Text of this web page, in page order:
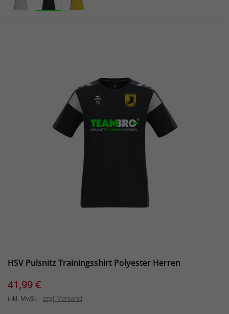
HSV Pulsnitz Trainingsshirt Polyester Herren
Preis
41,99 €
inkl. MwSt. zzgl. Versand